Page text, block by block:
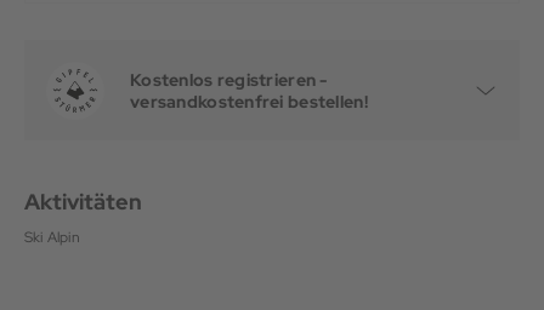
Kostenlos registrieren -
versandkostenfrei bestellen!
Aktivitäten
Ski Alpin